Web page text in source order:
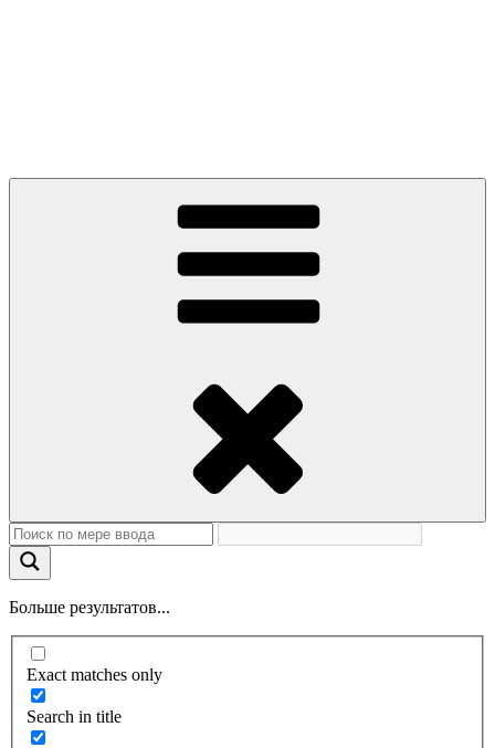
Больше результатов...
Exact matches only
Search in title